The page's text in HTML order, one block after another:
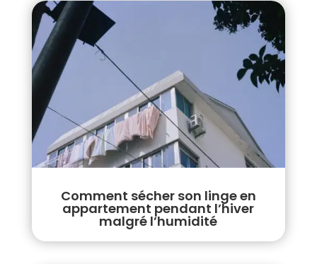
Comment sécher son linge en
appartement pendant l’hiver
malgré l’humidité